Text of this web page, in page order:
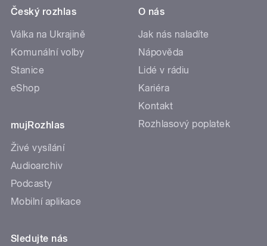
Český rozhlas
Válka na Ukrajině
Komunální volby
Stanice
eShop
mujRozhlas
Živé vysílání
Audioarchiv
Podcasty
Mobilní aplikace
O nás
Jak nás naladíte
Nápověda
Lidé v rádiu
Kariéra
Kontakt
Rozhlasový poplatek
Sledujte nás